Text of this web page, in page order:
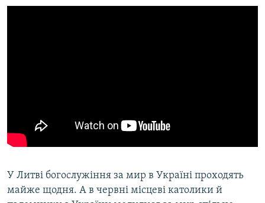
У Литві богослужіння за мир в Україні проходять
майже щодня. А в червні місцеві католики й